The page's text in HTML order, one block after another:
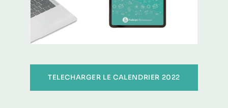
TELECHARGER LE CALENDRIER 2022